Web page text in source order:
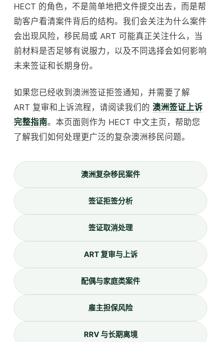
HECT 的角色，不是简单地把文件提交出去，而是帮
助客户看清案件背后的结构。我们会关注为什么案件
会出现风险，移民局或 ART 可能真正关注什么，当
前材料是否足够有说服力，以及不同选择会如何影响
未来签证和长期身份。
如果您已经收到澳洲签证拒签通知，并需要了解
ART 复审和上诉流程，请阅读我们的 澳洲签证上诉
完整指南。本页面则作为 HECT 中文主页，帮助您
了解我们如何处理更广泛的复杂澳洲移民问题。
澳洲复杂移民案件
签证拒签分析
签证取消处理
ART 复审与上诉
配偶与家庭类案件
雇主担保风险
RRV 与长期离境